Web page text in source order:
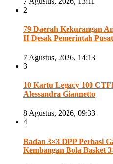
2
79 Daerah Kekurangan
II Desak Pemerintah
7 Agustus, 2026, 14:13
3
10 Kartu Legacy 100
Alessandra Giannetto
8 Agustus, 2026, 09:33
4
Badan 3×3 DPP Perbasi
Kembangan Bola Basket